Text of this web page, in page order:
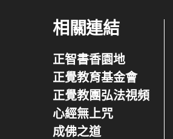
相關連結
正智書香園地
正覺教育基金會
正覺教團弘法視頻
心經無上咒
成佛之道